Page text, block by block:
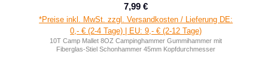
Regulärer Preis:
7,99 €
*Preise inkl. MwSt. zzgl. Versandkosten / Lieferung DE:
0,- € (2-4 Tage) | EU: 9,- € (2-12 Tage)
10T Camp Mallet 8OZ Campinghammer Gummihammer mit
Fiberglas-Stiel Schonhammer 45mm Kopfdurchmesser